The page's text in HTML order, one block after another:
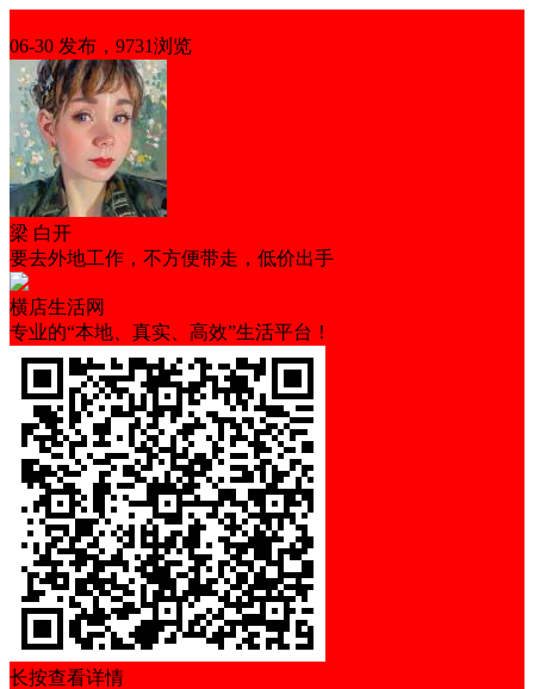
06-30 发布，9731浏览
梁 白开
要去外地工作，不方便带走，低价出手
横店生活网
专业的“本地、真实、高效”生活平台！
长按查看详情